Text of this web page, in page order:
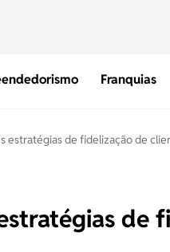
Franquias
estratégias de fidelização de
de